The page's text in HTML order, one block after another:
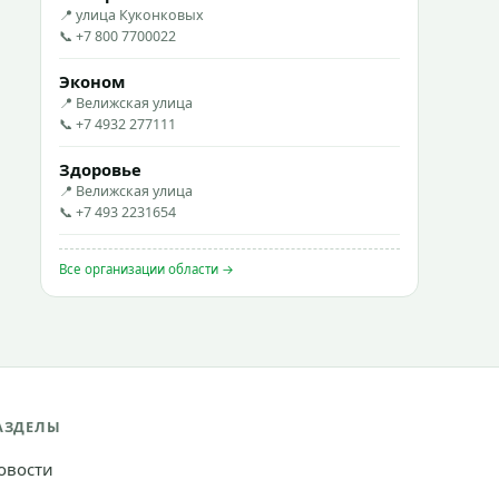
📍 улица Куконковых
📞 +7 800 7700022
Эконом
📍 Велижская улица
📞 +7 4932 277111
Здоровье
📍 Велижская улица
📞 +7 493 2231654
Все организации области →